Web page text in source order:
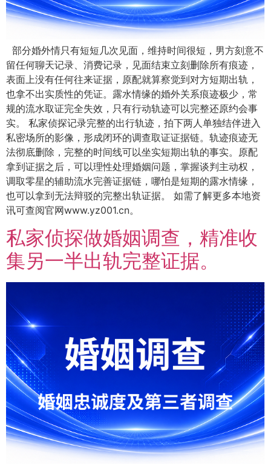
部分婚外情只有短短几次见面，维持时间很短，男方刻意不
留任何聊天记录、消费记录，见面结束立刻删除所有痕迹，
表面上没有任何往来证据，原配就算察觉到对方短期出轨，
也拿不出实质性的凭证。露水情缘的婚外关系痕迹极少，常
规的流水取证完全失效，只有行动轨迹可以完整还原约会事
实。 私家侦探记录完整的出行轨迹，拍下两人单独结伴进入
私密场所的影像，形成闭环的调查取证证据链。轨迹痕迹无
法彻底删除，完整的时间线可以坐实短期出轨的事实。原配
拿到证据之后，可以理性处理婚姻问题，掌握谈判主动权，
调取零星的辅助流水完善证据链，哪怕是短期的露水情缘，
也可以拿到无法辩驳的完整出轨证据。 如需了解更多本地资
讯可查阅官网www.yz001.cn。
私家侦探做婚姻调查，精准收
集另一半出轨完整证据。